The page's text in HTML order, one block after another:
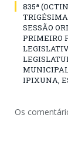
835ª
SESSÃO
PRIMEIRO
IPIXUNA,
Os